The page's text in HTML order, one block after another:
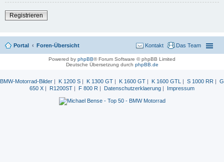
Registrieren
Portal Foren-Übersicht Das Team
Kontakt
Powered by phpBB® Forum Software © phpBB Limited
Deutsche Übersetzung durch phpBB.de
BMW-Motorrad-Bilder | K 1200 S | K 1300 GT | K 1600 GT | K 1600 GTL | S 1000 RR | G
650 X | R1200ST | F 800 R | Datenschutzerklaerung | Impressum